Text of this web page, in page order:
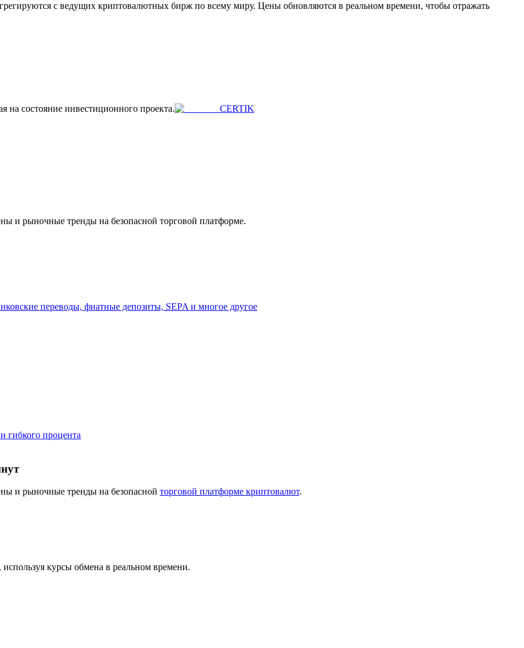
трейдинг
д.
с ведущих криптовалютных бирж по всему миру. Цены обновляются в реальном времени, чтобы отражать
на состояние инвестиционного проекта.
CERTIK
и рыночные тренды на безопасной торговой платформе.
переводы, фиатные депозиты, SEPA и многое другое
гибкого процента
и рыночные тренды на безопасной торговой платформе криптовалют.
курсы обмена в реальном времени.